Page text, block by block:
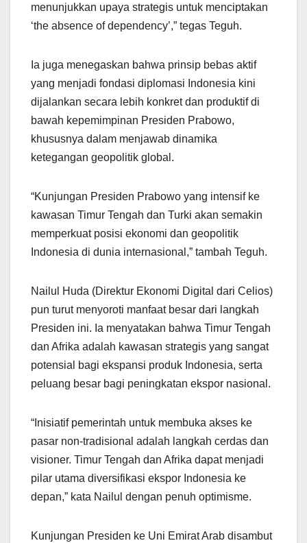
menunjukkan upaya strategis untuk menciptakan
‘the absence of dependency’,” tegas Teguh.
Ia juga menegaskan bahwa prinsip bebas aktif
yang menjadi fondasi diplomasi Indonesia kini
dijalankan secara lebih konkret dan produktif di
bawah kepemimpinan Presiden Prabowo,
khususnya dalam menjawab dinamika
ketegangan geopolitik global.
“Kunjungan Presiden Prabowo yang intensif ke
kawasan Timur Tengah dan Turki akan semakin
memperkuat posisi ekonomi dan geopolitik
Indonesia di dunia internasional,” tambah Teguh.
Nailul Huda (Direktur Ekonomi Digital dari Celios)
pun turut menyoroti manfaat besar dari langkah
Presiden ini. Ia menyatakan bahwa Timur Tengah
dan Afrika adalah kawasan strategis yang sangat
potensial bagi ekspansi produk Indonesia, serta
peluang besar bagi peningkatan ekspor nasional.
“Inisiatif pemerintah untuk membuka akses ke
pasar non-tradisional adalah langkah cerdas dan
visioner. Timur Tengah dan Afrika dapat menjadi
pilar utama diversifikasi ekspor Indonesia ke
depan,” kata Nailul dengan penuh optimisme.
Kunjungan Presiden ke Uni Emirat Arab disambut